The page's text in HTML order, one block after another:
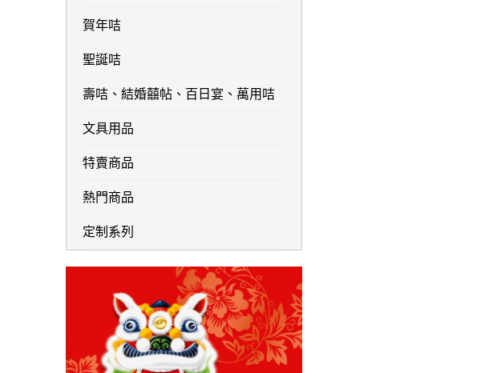
賀年咭
聖誕咭
壽咭、結婚囍帖、百日宴、萬用咭
文具用品
特賣商品
熱門商品
定制系列